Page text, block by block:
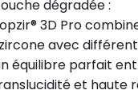
dégradée :
3D Pro
avec
équilibre parfait
et haute